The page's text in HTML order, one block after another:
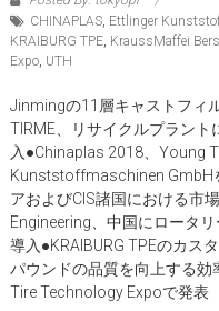
CHINAPLAS, Ettlinger
KRAIBURG TPE, KraussMaffei
Expo, UTH
Jinmingの11層キャストフィ
TIRME、リサイクルプラント
入●Chinaplas 2018、Young
Kunststoffmaschinen
アおよびCIS諸国における市
Engineering、中国にロータ
導入●KRAIBURG TPEのカス
パウンドの品質を向上する
Tire Technology Expoで発表